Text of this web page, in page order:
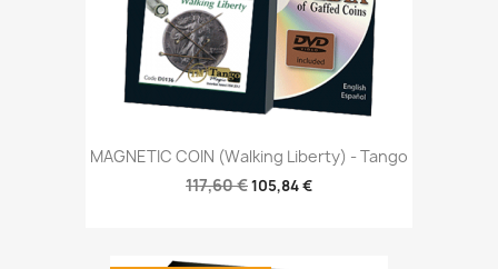
MAGNETIC COIN (Walking Liberty) - Tango
117,60 €105,84 €